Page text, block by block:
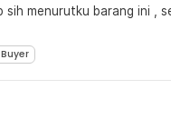
menurutku barang ini ,